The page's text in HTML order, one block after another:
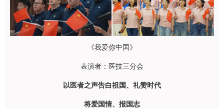
《我爱你中国》
表演者：医技三分会
以医者之声告白祖国、礼赞时代
将爱国情、报国志